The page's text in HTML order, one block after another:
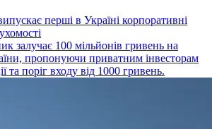
перші в Україні корпоративні
залучає 100 мільйонів гривень на
пропонуючи приватним інвесторам
та поріг входу від 1000 гривень.